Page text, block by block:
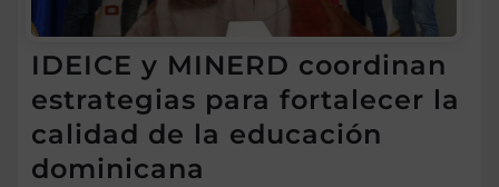
IDEICE y MINERD coordinan
estrategias para fortalecer la
calidad de la educación
dominicana